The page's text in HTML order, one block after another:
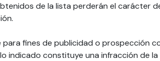
de la lista perderán el carácter
fines de publicidad o prospección
constituye una infracción de